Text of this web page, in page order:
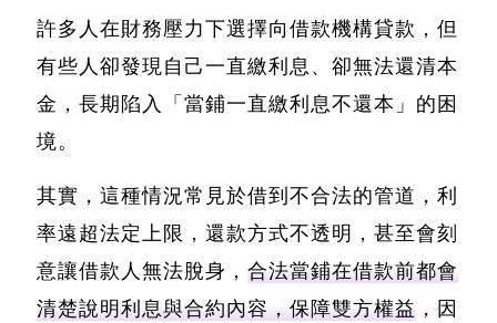
許多人在財務壓力下選擇向借款機構貸款，但
有些人卻發現自己一直繳利息、卻無法還清本
金，長期陷入「 當鋪一直繳利息不還本 」的困
境。
其實，這種情況常見於借到不合法的管道，利
率遠超法定上限，還款方式不透明，甚至會刻
意讓借款人無法脫身， 合法當鋪在借款前都會
清楚說明利息與合約內容，保障雙方權益 ，因